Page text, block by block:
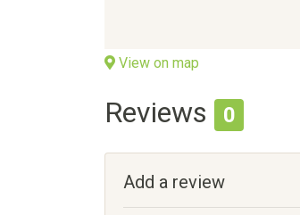
View on map
Reviews 0
Add a review